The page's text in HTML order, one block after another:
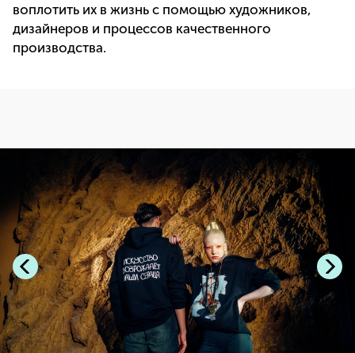
воплотить их в жизнь с помощью художников,
дизайнеров и процессов качественного
производства.